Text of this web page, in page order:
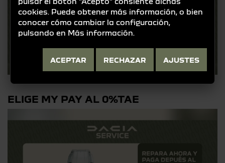
ELIGE MY PAY AL 0%TAE
cookies. Puede obtener más información, o bien
conocer cómo cambiar la configuración,
pulsando en Más información
ACEPTAR RECHAZAR AJUSTES